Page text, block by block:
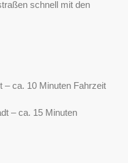
schnell mit den
– ca. 10 Minuten Fahrzeit
– ca. 15 Minuten